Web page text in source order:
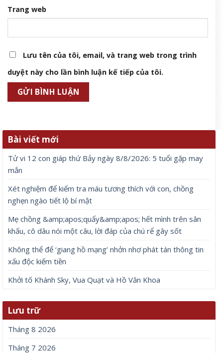
Trang web
Lưu tên của tôi, email, và trang web trong trình
duyệt này cho lần bình luận kế tiếp của tôi.
Bài viết mới
Tử vi 12 con giáp thứ Bảy ngày 8/8/2026: 5 tuổi gặp may
mắn
Xét nghiệm để kiểm tra máu tương thích với con, chồng
nghẹn ngào tiết lộ bí mật
Mẹ chồng &amp;apos;quẩy&amp;apos; hết mình trên sân
khấu, cô dâu nói một câu, lời đáp của chú rể gây sốt
Không thể để ‘giang hồ mạng’ nhởn nhơ phát tán thông tin
xấu độc kiếm tiền
Khởi tố Khánh Sky, Vua Quạt và Hồ Văn Khoa
Lưu trữ
Tháng 8 2026
Tháng 7 2026